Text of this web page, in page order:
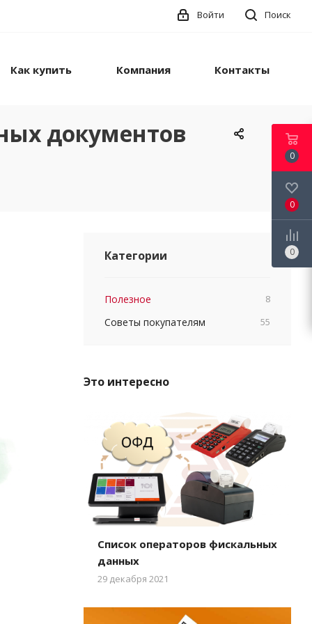
Поиск
Войти
Как купить Компания Контакты
документов
Категории
Полезное 8
Советы покупателям 55
Это интересно
Список операторов фискальных
данных
29 декабря 2021
0
0
0